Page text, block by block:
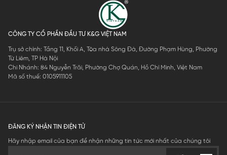
CÔNG TY CỔ PHẦN ĐẦU TƯ K&G VIỆT NAM
Trụ sở chính: Tầng 11, Khối A, Tòa nhà Sông Đà, Đường Phạm Hùng, Phường
Từ Liêm, TP Hà Nội
Chi Nhánh: 84 Nguyễn Trãi, Phường Chợ Quán, Hồ Chí Minh, Việt Nam
Mã số thuế: 0105911105
ĐĂNG KÝ NHẬN TIN ĐIỆN TỬ
Hãy nhập email của bạn để nhận những tin tức mới nhất của chúng tôi